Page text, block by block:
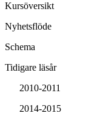
Kursöversikt
Nyhetsflöde
Schema
Tidigare läsår
2010-2011
2014-2015